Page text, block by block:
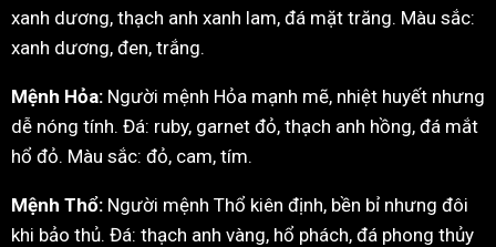
xanh dương, thạch anh xanh lam, đá mặt trăng. Màu sắc:
xanh dương, đen, trắng.
Mệnh Hỏa: Người mệnh Hỏa mạnh mẽ, nhiệt huyết nhưng
dễ nóng tính. Đá: ruby, garnet đỏ, thạch anh hồng, đá mắt
hổ đỏ. Màu sắc: đỏ, cam, tím.
Mệnh Thổ: Người mệnh Thổ kiên định, bền bỉ nhưng đôi
khi bảo thủ. Đá: thạch anh vàng, hổ phách, đá phong thủy